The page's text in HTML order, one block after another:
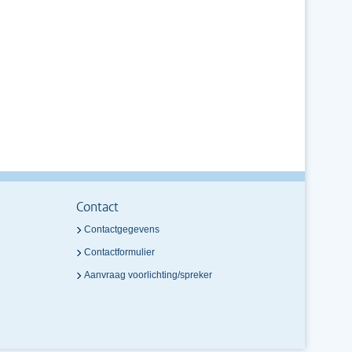
Contact
Contactgegevens
Contactformulier
Aanvraag voorlichting/spreker